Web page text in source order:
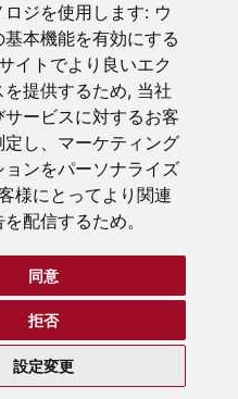
ジを使用します: ウ
基本機能を有効にする
イトでより良いエク
提供するため, 当社
ービスに対するお客
し、マーケティング
ョンをパーソナライズ
様にとってより関連
配信するため。
同意
拒否
設定変更